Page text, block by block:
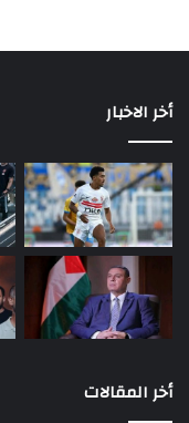
أخر الاخبار
أخر المقالات